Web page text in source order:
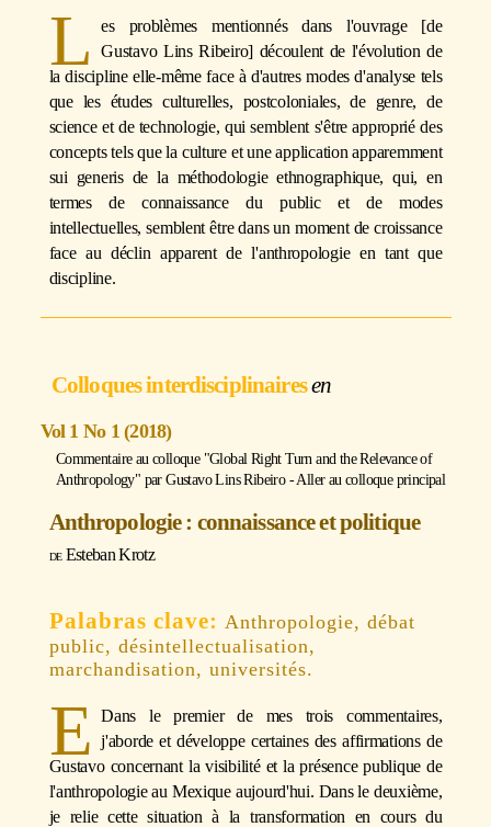
L
es problèmes mentionnés dans l'ouvrage [de
Gustavo Lins Ribeiro] découlent de l'évolution de
la discipline elle-même face à d'autres modes d'analyse tels
que les études culturelles, postcoloniales, de genre, de
science et de technologie, qui semblent s'être approprié des
concepts tels que la culture et une application apparemment
sui generis de la méthodologie ethnographique, qui, en
termes de connaissance du public et de modes
intellectuelles, semblent être dans un moment de croissance
face au déclin apparent de l'anthropologie en tant que
discipline.
Colloques interdisciplinaires
Vol 1 No 1 (2018)
Commentaire au colloque "Global Right Turn and the Relevance of
Anthropology" parGustavo Lins Ribeiro-Aller au colloque principal
Anthropologie : connaissance et politique
Esteban Krotz
Anthropologie, débat
public, désintellectualisation,
marchandisation, universités.
E
Dans le premier de mes trois commentaires,
j'aborde et développe certaines des affirmations de
Gustavo concernant la visibilité et la présence publique de
l'anthropologie au Mexique aujourd'hui. Dans le deuxième,
je relie cette situation à la transformation en cours du